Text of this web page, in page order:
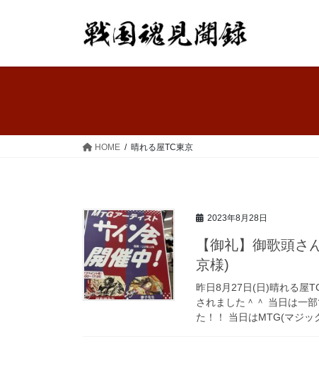
HOME 晴れる屋TC東京
2023年8月28日
【御礼】御歌頭
京様)
昨日8月27日(日)晴れる屋
されました＾＾ 当日は一
た！！ 当日はMTG(マジ